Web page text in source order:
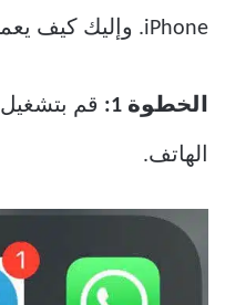
iPhone. وإليك كيف يعمل.
الخطوة 1: قم بتشغيل
الهاتف.